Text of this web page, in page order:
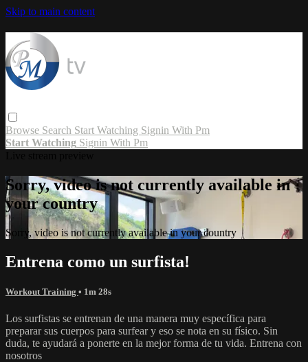
Skip to main content
Browse Search Start Watching Signin With Pm
Start Watching Signin With Pm
Sorry, video is not currently available in
your country
Sorry, video is not currently available in your country
Entrena como un surfista!
Workout Training • 1m 28s
Los surfistas se entrenan de una manera muy específica para
preparar sus cuerpos para surfear y eso se nota en su físico. Sin
duda, te ayudará a ponerte en la mejor forma de tu vida. Entrena con
nosotros